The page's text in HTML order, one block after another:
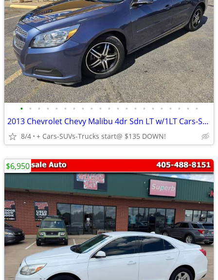
• • • • • • • • • • • • • • • • • • • • •
2013 Chevrolet Chevy Malibu 4dr Sdn LT w/1LT Cars-SUVs-Trucks start@ $135 D
8/4 + Cars-SUVs-Trucks start@ $135 DOWN!
$6,950